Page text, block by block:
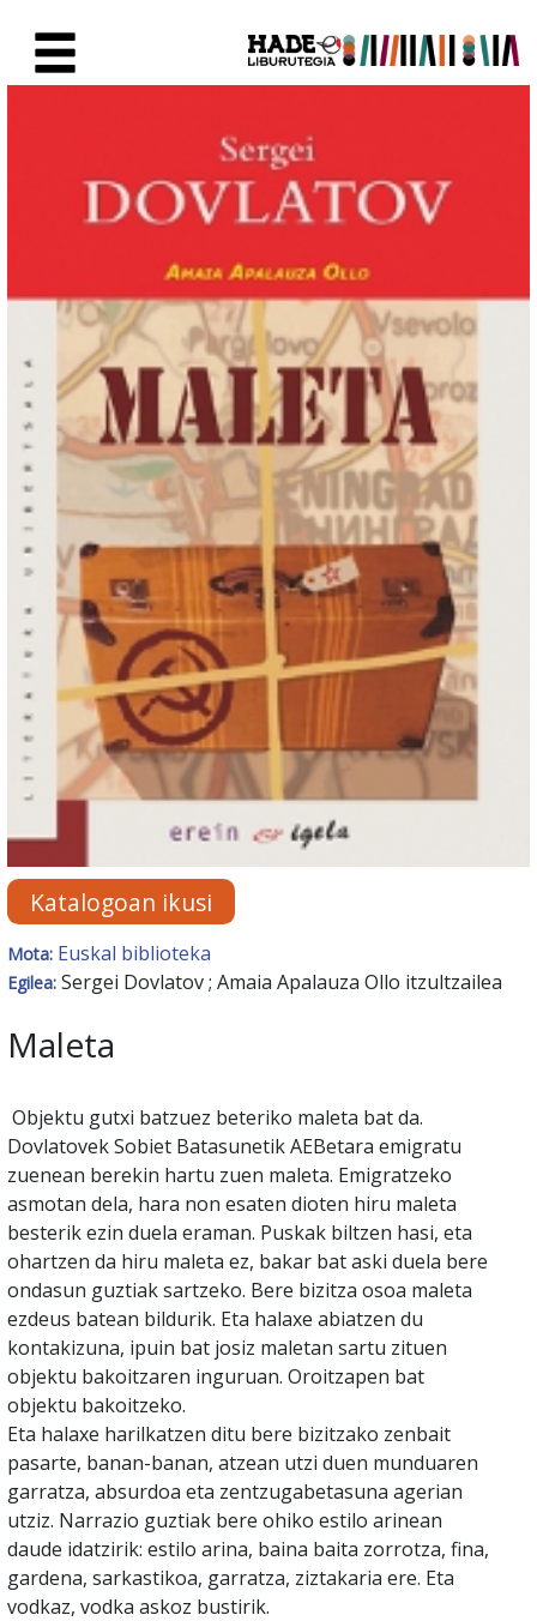
Katalogoan ikusi
Mota: Euskal biblioteka
Egilea: Sergei Dovlatov ; Amaia Apalauza Ollo itzultzailea
Maleta
Objektu gutxi batzuez beteriko maleta bat da.
Dovlatovek Sobiet Batasunetik AEBetara emigratu
zuenean berekin hartu zuen maleta. Emigratzeko
asmotan dela, hara non esaten dioten hiru maleta
besterik ezin duela eraman. Puskak biltzen hasi, eta
ohartzen da hiru maleta ez, bakar bat aski duela bere
ondasun guztiak sartzeko. Bere bizitza osoa maleta
ezdeus batean bildurik. Eta halaxe abiatzen du
kontakizuna, ipuin bat josiz maletan sartu zituen
objektu bakoitzaren inguruan. Oroitzapen bat
objektu bakoitzeko.
Eta halaxe harilkatzen ditu bere bizitzako zenbait
pasarte, banan-banan, atzean utzi duen munduaren
garratza, absurdoa eta zentzugabetasuna agerian
utziz. Narrazio guztiak bere ohiko estilo arinean
daude idatzirik: estilo arina, baina baita zorrotza, fina,
gardena, sarkastikoa, garratza, ziztakaria ere. Eta
vodkaz, vodka askoz bustirik.